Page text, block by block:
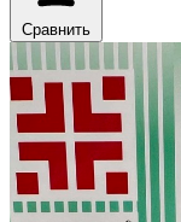
Сравнить